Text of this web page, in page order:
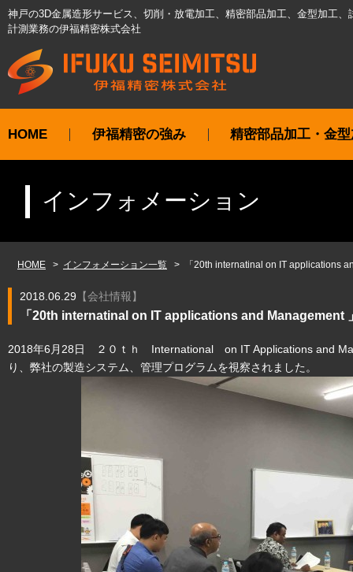
神戸の3D金属造形サービス、切削・放電加工、精密部品加工、金型加工、
計測業務の伊福精密株式会社
HOME 伊福精密の強み 精密部品加工・金
インフォメーション
HOME インフォメーション一覧 「20th internatinal on IT applications
2018.06.29 【会社情報】
「20th internatinal on IT applications and Management
2018年6月28日 ２０ｔｈ International on IT Applications and
り、弊社の製造システム、管理プログラムを視察されました。